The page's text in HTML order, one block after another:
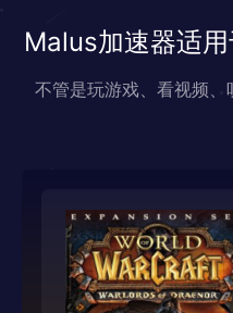
Malus加速器适
不管是玩游戏、看视频